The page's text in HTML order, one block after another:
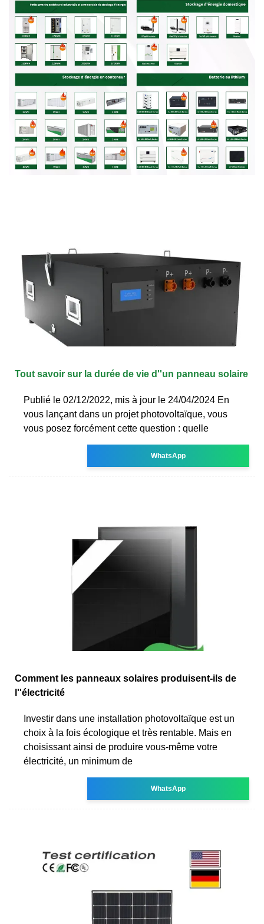
Tout savoir sur la durée de vie d''un panneau solaire
Publié le 02/12/2022, mis à jour le 24/04/2024 En
vous lançant dans un projet photovoltaïque, vous
vous posez forcément cette question : quelle
WhatsApp
Comment les panneaux solaires produisent-ils de
l''électricité
Investir dans une installation photovoltaïque est un
choix à la fois écologique et très rentable. Mais en
choisissant ainsi de produire vous-même votre
électricité, un minimum de
WhatsApp